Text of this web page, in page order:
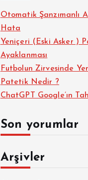
Otomatik Şanzımanlı
Hata
Yeniçeri (Eski Asker )
Ayaklanması
Futbolun Zirvesinde
Patetik Nedir ?
ChatGPT Google’ın
Son yorumlar
Arşivler